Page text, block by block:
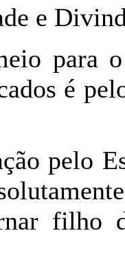
e
para
é
pelo
filho